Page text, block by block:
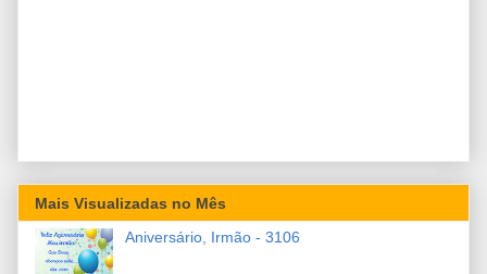
Mais Visualizadas no Mês
Aniversário, Irmão - 3106